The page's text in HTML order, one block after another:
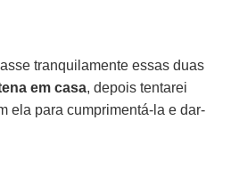
tranquilamente essas duas
em casa, depois tentarei
ela para cumprimentá-la e dar-